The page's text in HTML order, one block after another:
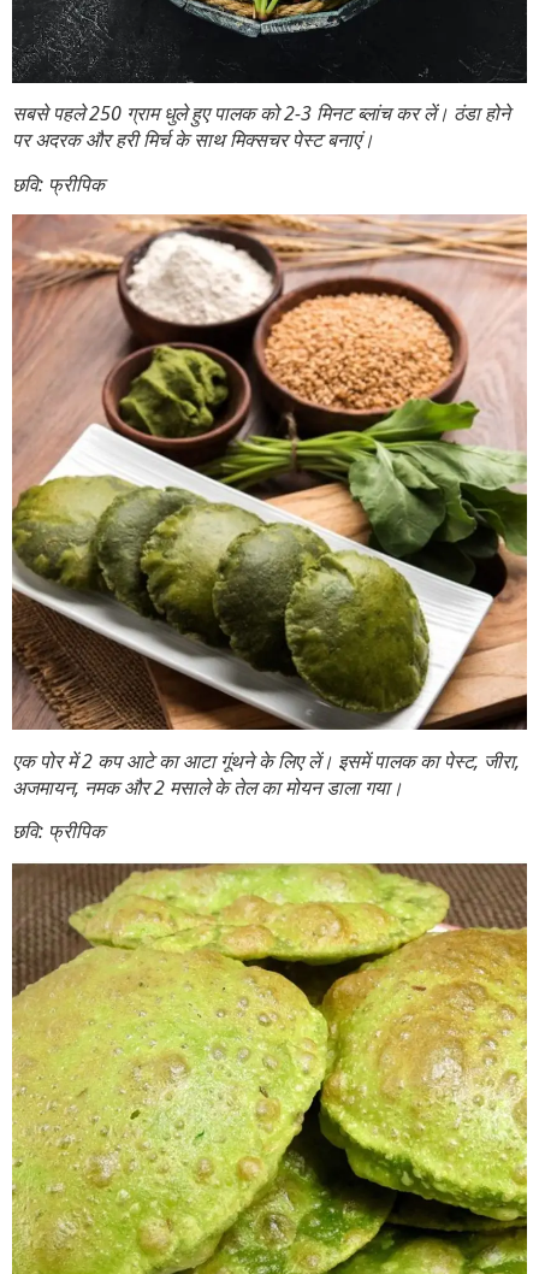
सबसे पहले 250 ग्राम धुले हुए पालक को 2-3 मिनट ब्लांच कर लें। ठंडा होने
पर अदरक और हरी मिर्च के साथ मिक्सचर पेस्ट बनाएं।
छवि: फ्रीपिक
एक पोर में 2 कप आटे का आटा गूंथने के लिए लें। इसमें पालक का पेस्ट, जीरा,
अजमायन, नमक और 2 मसाले के तेल का मोयन डाला गया।
छवि: फ्रीपिक